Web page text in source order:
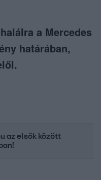
a Mercedes
határában,
az elsők között